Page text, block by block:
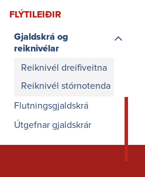
FLÝTI­LEIÐIR
Gjaldskrá og
reiknivélar
Reiknivél dreifiveitna
Reiknivél stórnotenda
Flutningsgjaldskrá
Útgefnar gjaldskrár